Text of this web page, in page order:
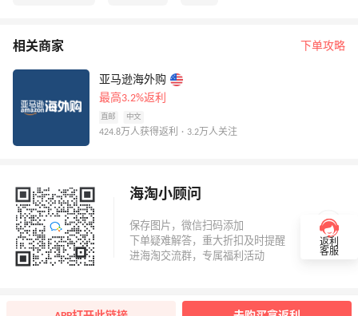
相关商家 下单攻略
亚马逊海外购
最高3.2%返利
直邮 中文
424.8万人获得返利 · 3.2万人关注
海淘小顾问
返利
客服